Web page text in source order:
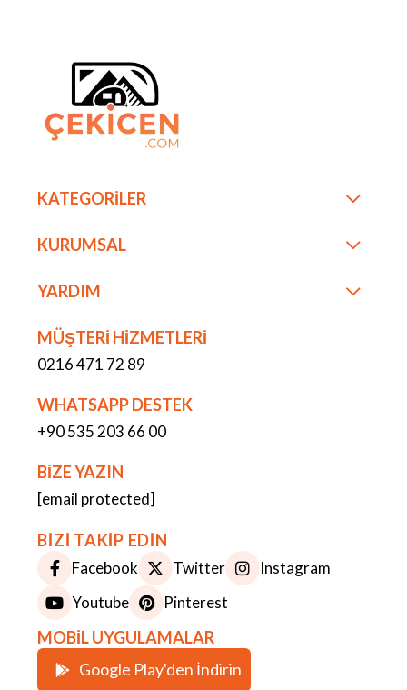
KATEGORİLER
KURUMSAL
YARDIM
MÜŞTERİ HİZMETLERİ
0216 471 72 89
WHATSAPP DESTEK
+90 535 203 66 00
BİZE YAZIN
[email protected]
BİZİ TAKİP EDİN
Facebook Twitter
Instagram
Youtube
Pinterest
MOBİL UYGULAMALAR
Google Play'den İndirin